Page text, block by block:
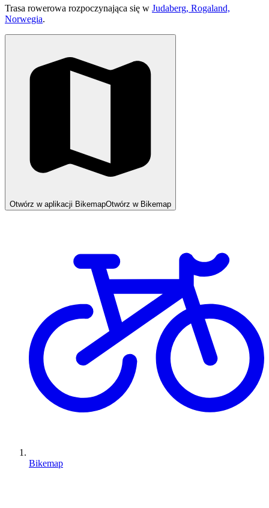
Trasa rowerowa rozpoczynająca się w Judaberg, Rogaland,
Norwegia.
Otwórz w aplikacji BikemapOtwórz w Bikemap
Bikemap